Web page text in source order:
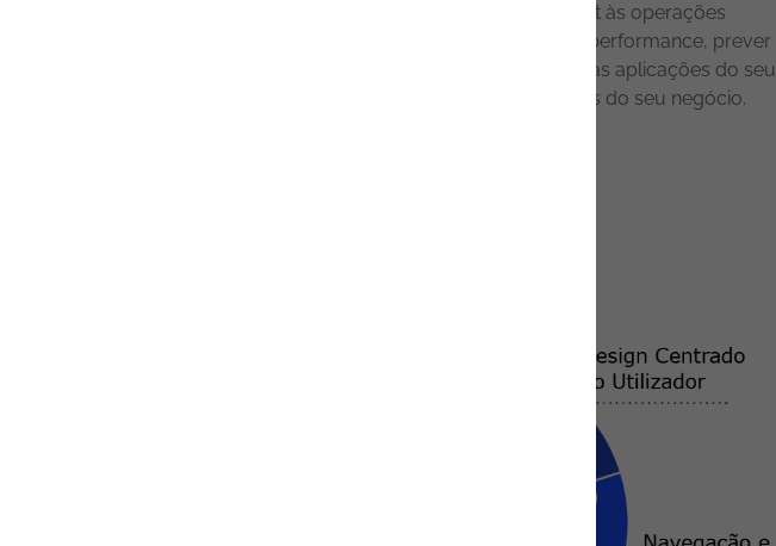
contínuos, e segurança aplicacional. Do deployment às operações
diárias, a nossa equipa utiliza IA para monitorizar a performance, prever
incidentes e acelerar a resolução, mantendo todas as aplicações do seu
portefólio seguras e alinhadas com as necessidades do seu negócio.